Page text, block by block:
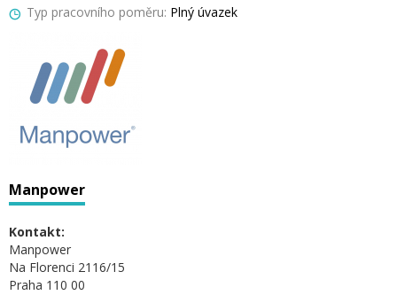
Typ pracovního poměru: Plný úvazek
Manpower
Kontakt:
Manpower
Na Florenci 2116/15
Praha 110 00